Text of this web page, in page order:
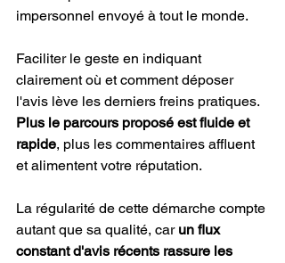
impersonnel envoyé à tout le monde.
Faciliter le geste en indiquant
clairement où et comment déposer
l'avis lève les derniers freins pratiques.
Plus le parcours proposé est fluide et
rapide, plus les commentaires affluent
et alimentent votre réputation.
La régularité de cette démarche compte
autant que sa qualité, car un flux
constant d'avis récents rassure les